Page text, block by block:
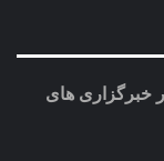
خبرگزاری های